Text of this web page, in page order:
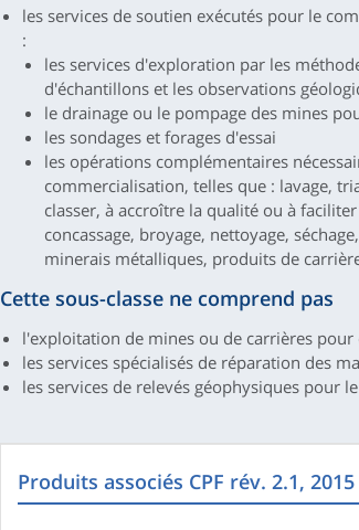
les services de soutien exécutés pour le
:
les services d'exploration par les
d'échantillons et les observations
le drainage ou le pompage des mines
les sondages et forages d'essai
les opérations complémentaires
commercialisation, telles que : lavage,
classer, à accroître la qualité ou à
concassage, broyage, nettoyage,
minerais métalliques, produits de
Cette sous-classe ne comprend pas
l'exploitation de mines ou de carrières
les services spécialisés de réparation des
les services de relevés géophysiques pour
Produits associés CPF rév. 2.1, 2015